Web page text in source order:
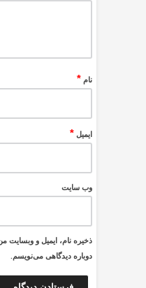
نام*
ایمیل*
وب‌ سایت
ذخیره نام، ایمیل و وبسایت
دوباره دیدگاهی می‌نویسم.